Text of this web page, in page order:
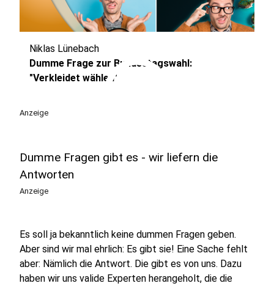
play_circle
Niklas Lünebach
Dumme Frage zur Bundestagswahl:
"Verkleidet wählen"
Anzeige
Dumme Fragen gibt es - wir liefern die
Antworten
Anzeige
Es soll ja bekanntlich keine dummen Fragen geben.
Aber sind wir mal ehrlich: Es gibt sie! Eine Sache fehlt
aber: Nämlich die Antwort. Die gibt es von uns. Dazu
haben wir uns valide Experten herangeholt, die die